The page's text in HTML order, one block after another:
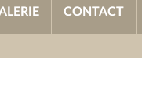
CONTACT